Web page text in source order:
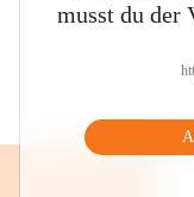
musst du der